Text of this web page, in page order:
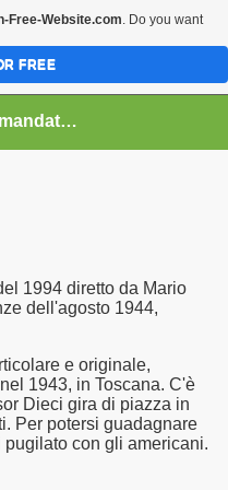
MUSICA
RSVP (Raccomandati Se Vi Piacciono)
1994 diretto da Mario
dell'agosto 1944,
e originale,
1943, in Toscana. C'è
Dieci gira di piazza in
Per potersi guadagnare
con gli americani.
Free-Website.com. Do you want
FREE